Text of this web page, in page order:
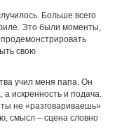
Больше всего
Это были моменты,
свою
учил меня папа. Он
а искренность и подача.
не «разговариваешь»
смысл – сцена словно